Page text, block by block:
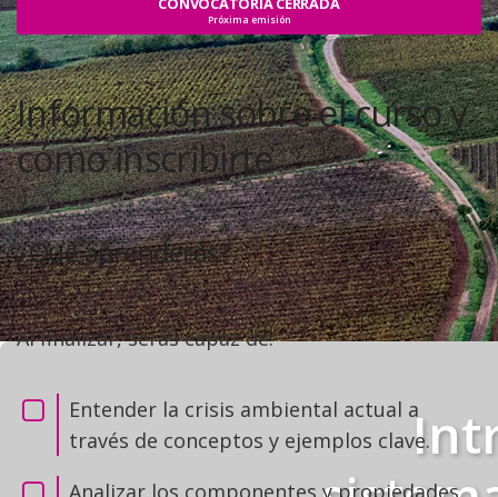
Próxima emisión
Información sobre el curso y
cómo inscribirte
¿Qué aprenderás?
Al finalizar, serás capaz de:
Entender la crisis ambiental actual a
través de conceptos y ejemplos clave.